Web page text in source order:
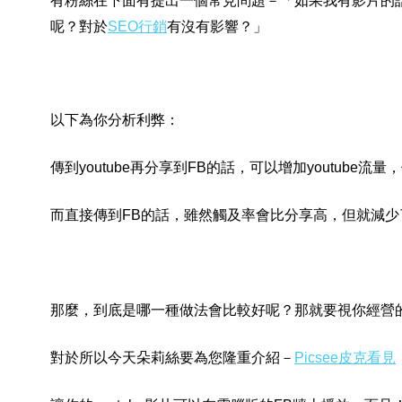
呢？對於SEO行銷有沒有影響 ？ 」
以下為你分析利弊：
傳到youtube再分享到FB的話，可以增加youtube流量
而直接傳到FB的話，雖然觸及率會比分享高，但就減
那麼，到底是哪一種做法會比較好呢？那就要視你經營
對於所以今天朵莉絲要為您隆重介紹－ Picsee皮克看見